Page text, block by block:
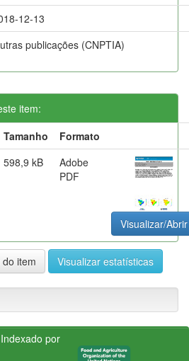
12-13
publicações (CNPTIA)
item:
Tamanho
Formato
598,9 kB
Adobe
PDF
Visualizar/Abrir
item Visualizar estatísticas
Indexado por